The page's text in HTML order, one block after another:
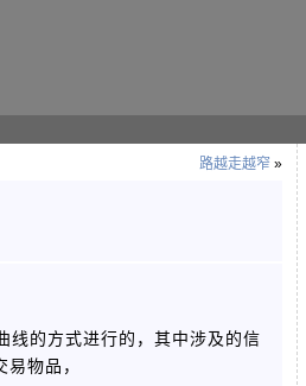
路越走越窄 »
的方式进行的，其中涉及的信
物品，